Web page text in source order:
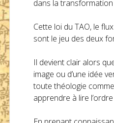
dans la
Cette loi du TAO, le
sont le jeu des deux
Il devient clair alors
image ou d’une idée
toute théologie
apprendre à lire